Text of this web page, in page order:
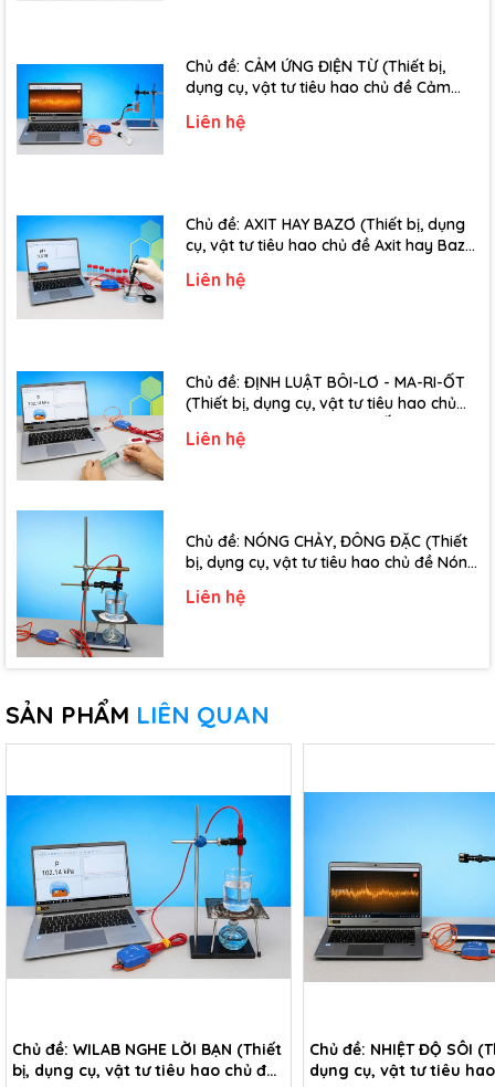
Chủ đề: CẢM ỨNG ĐIỆN TỪ (Thiết bị,
dụng cụ, vật tư tiêu hao chủ đề Cảm
Liên hệ
Chủ đề: AXIT HAY BAZƠ (Thiết bị, dụng
cụ, vật tư tiêu hao chủ đề Axit hay Bazơ
Liên hệ
Chủ đề: ĐỊNH LUẬT BÔI-LƠ - MA-RI-ỐT
(Thiết bị, dụng cụ, vật tư tiêu hao chủ
Liên hệ
Chủ đề: NÓNG CHẢY, ĐÔNG ĐẶC (Thiết
bị, dụng cụ, vật tư tiêu hao chủ đề Nóng
Liên hệ
SẢN PHẨM LIÊN QUAN
Chủ đề: WILAB NGHE LỜI BẠN (Thiết
bị, dụng cụ, vật tư tiêu hao chủ đề
Chủ đề: NHIỆT ĐỘ SÔI
dụng cụ, vật tư tiêu